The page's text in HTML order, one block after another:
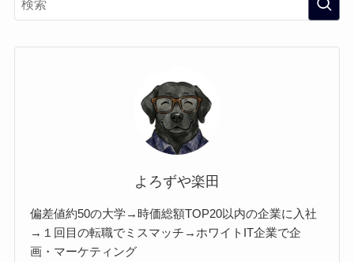
よろずや楽田
偏差値約50の大学→時価総額TOP20以内の企業に入社
→１回目の転職でミスマッチ→ホワイトIT企業で企
画・マーケティング